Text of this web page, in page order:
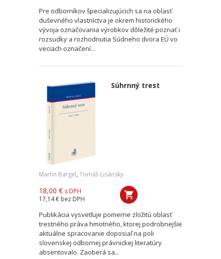
Pre odborníkov špecializujúcich sa na oblasť
duševného vlastníctva je okrem historického
vývoja označovania výrobkov dôležité poznať i
rozsudky a rozhodnutia Súdneho dvora EÚ vo
veciach označení...
Súhrnný trest
Martin Bargel, Tomáš Lisánsky
18,00 € s DPH
17,14 € bez DPH
Publikácia vysvetľuje pomerne zložitú oblasť
trestného práva hmotného, ktorej podrobnejšie
aktuálne spracovanie doposiaľ na poli
slovenskej odbornej právnickej literatúry
absentovalo. Zaoberá sa...